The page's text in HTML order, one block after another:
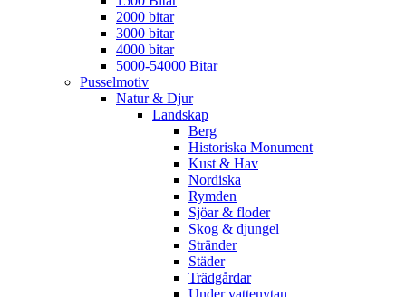
2000 bitar
3000 bitar
4000 bitar
5000-54000 Bitar
Pusselmotiv
Natur & Djur
Landskap
Berg
Historiska Monument
Kust & Hav
Nordiska
Rymden
Sjöar & floder
Skog & djungel
Stränder
Städer
Trädgårdar